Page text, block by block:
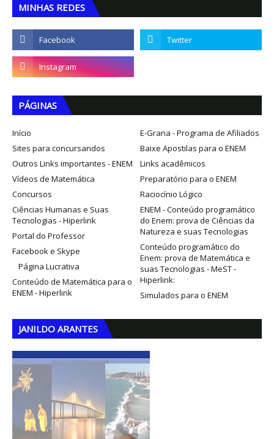
MINHAS REDES
PÁGINAS
Início
E-Grana - Programa de Afiliados
Sites para concursandos
Baixe Apostilas para o ENEM
Outros Links importantes - ENEM
Links acadêmicos
Vídeos de Matemática
Preparatório para o ENEM
Concursos
Raciocínio Lógico
Ciências Humanas e Suas
Tecnologias - Hiperlink
ENEM - Conteúdo programático
do Enem: prova de Ciências da
Natureza e suas Tecnologias
Portal do Professor
Conteúdo programático do
Enem: prova de Matemática e
suas Tecnologias - MeST -
Hiperlink:
Facebook e Skype
Página Lucrativa
Conteúdo de Matemática para o
ENEM - Hiperlink
Simulados para o ENEM
JANILDO ARANTES